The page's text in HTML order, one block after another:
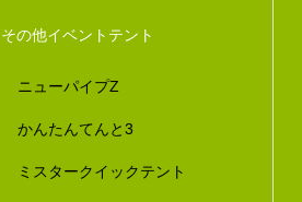
その他イベントテント
ニューパイプZ
かんたんてんと3
ミスタークイックテント